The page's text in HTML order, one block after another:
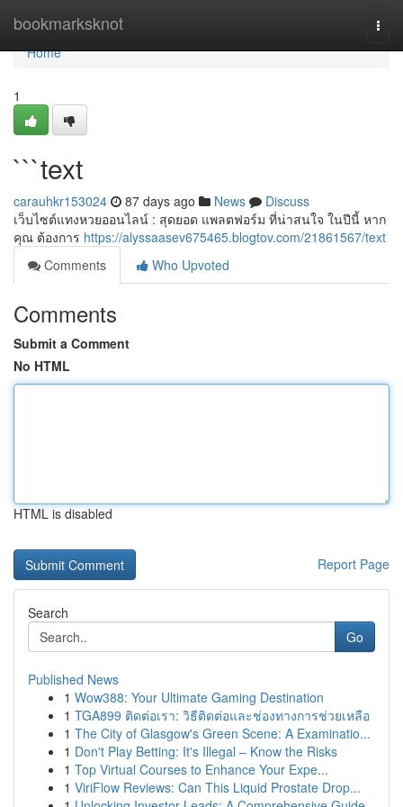
bookmarksknot
Home
Home
1
```text
carauhkr153024 87 days ago News
Discuss
เว็บไซต์แทงหวยออนไลน์ : สุดยอด แพลตฟอร์ม ที่น่าสนใจ ในปีนี้ หาก
คุณ ต้องการ https://alyssaasev675465.blogtov.com/21861567/text
Comments
Who Upvoted
Comments
Submit a Comment
No HTML
HTML is disabled
Report Page
Search
Go
Published News
1 Wow388: Your Ultimate Gaming Destination
1 TGA899 ติดต่อเรา: วิธีติดต่อและช่องทางการช่วยเหลือ
1 The City of Glasgow's Green Scene: A Examinatio...
1 Don't Play Betting: It's Illegal – Know the Risks
1 Top Virtual Courses to Enhance Your Expe...
1 ViriFlow Reviews: Can This Liquid Prostate Drop...